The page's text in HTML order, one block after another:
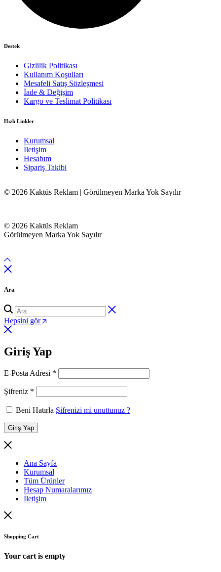
Destek
Gizlilik Politikası
Kullanım Koşulları
Mesafeli Satış Sözleşmesi
İade & Değişim
Kargo ve Teslimat Politikası
Hızlı Linkler
Kurumsal
İletişim
Hesabım
Sipariş Takibi
© 2026 Kaktüs Reklam | Görülmeyen Marka Yok Sayılır
© 2026 Kaktüs Reklam
Görülmeyen Marka Yok Sayılır
Ara
Hepsini gör
Giriş Yap
E-Posta Adresi *
Şifreniz *
Beni Hatırla Şifrenizi mi unuttunuz ?
Giriş Yap
Ana Sayfa
Kurumsal
Tüm Ürünler
Hesap Numaralarımız
İletişim
Shopping Cart
Your cart is empty